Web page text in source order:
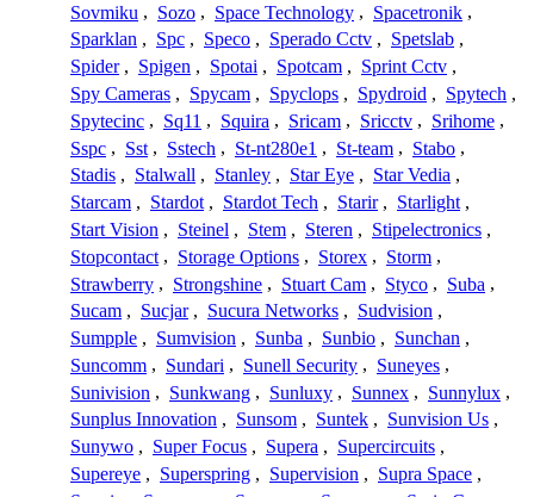
Sovmiku , Sozo , Space Technology , Spacetronik ,
Sparklan , Spc , Speco , Sperado Cctv , Spetslab ,
Spider , Spigen , Spotai , Spotcam , Sprint Cctv ,
Spy Cameras , Spycam , Spyclops , Spydroid , Spytech ,
Spytecinc , Sq11 , Squira , Sricam , Sricctv , Srihome ,
Sspc , Sst , Sstech , St-nt280e1 , St-team , Stabo ,
Stadis , Stalwall , Stanley , Star Eye , Star Vedia ,
Starcam , Stardot , Stardot Tech , Starir , Starlight ,
Start Vision , Steinel , Stem , Steren , Stipelectronics ,
Stopcontact , Storage Options , Storex , Storm ,
Strawberry , Strongshine , Stuart Cam , Styco , Suba ,
Sucam , Sucjar , Sucura Networks , Sudvision ,
Sumpple , Sumvision , Sunba , Sunbio , Sunchan ,
Suncomm , Sundari , Sunell Security , Suneyes ,
Sunivision , Sunkwang , Sunluxy , Sunnex , Sunnylux ,
Sunplus Innovation , Sunsom , Suntek , Sunvision Us ,
Sunywo , Super Focus , Supera , Supercircuits ,
Supereye , Superspring , Supervision , Supra Space ,